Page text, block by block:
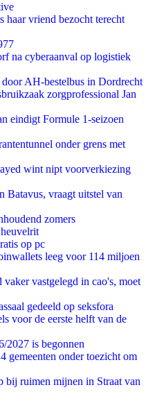
haar vriend bezocht terecht
na cyberaanval op logistiek
AH-bestelbus in Dordrecht
zorgprofessional Jan
eindigt Formule 1-seizoen
onder grens met
wint nipt voorverkiezing
Batavus, vraagt uitstel van
zomers
op pc
leeg voor 114 miljoen
vastgelegd in cao's, moet
gedeeld op seksfora
voor de eerste helft van de
2027 is begonnen
gemeenten onder toezicht om
bij ruimen mijnen in Straat van